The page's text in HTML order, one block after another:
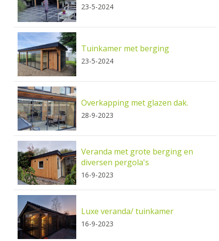
23-5-2024
Tuinkamer met berging
23-5-2024
Overkapping met glazen dak.
28-9-2023
Veranda met grote berging en
diversen pergola's
16-9-2023
Luxe veranda/ tuinkamer
16-9-2023